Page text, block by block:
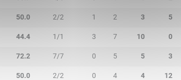
50.0 2/2 1 2 3 5
44.4 1/1 3 7 10 0
72.2 7/7 0 5 5 3
50.0 2/2 0 4 4 12